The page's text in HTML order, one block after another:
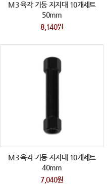
M3 육각 기둥 지지대 10개세트
50mm
8,140원
M3 육각 기둥 지지대 10개세트
40mm
7,040원